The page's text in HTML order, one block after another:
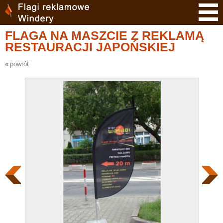
FLAGA NA MASZCIE Z REKLAMĄ
RESTAURACJI JAPOŃSKIEJ
powrót